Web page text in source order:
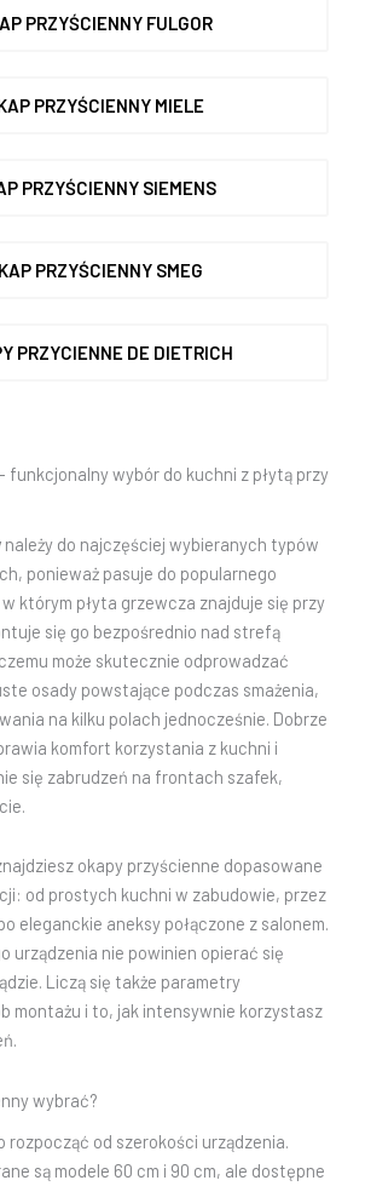
PRZYŚCIENNY FULGOR
PRZYŚCIENNY MIELE
PRZYŚCIENNY SIEMENS
PRZYŚCIENNY SMEG
PRZYCIENNE DE DIETRICH
funkcjonalny wybór do kuchni z płytą przy
należy do najczęściej wybieranych typów
ponieważ pasuje do popularnego
którym płyta grzewcza znajduje się przy
się go bezpośrednio nad strefą
może skutecznie odprowadzać
osady powstające podczas smażenia,
na kilku polach jednocześnie. Dobrze
komfort korzystania z kuchni i
się zabrudzeń na frontach szafek,
okapy przyścienne dopasowane
od prostych kuchni w zabudowie, przez
eleganckie aneksy połączone z salonem.
urządzenia nie powinien opierać się
Liczą się także parametry
montażu i to, jak intensywnie korzystasz
wybrać?
rozpocząć od szerokości urządzenia.
są modele 60 cm i 90 cm, ale dostępne